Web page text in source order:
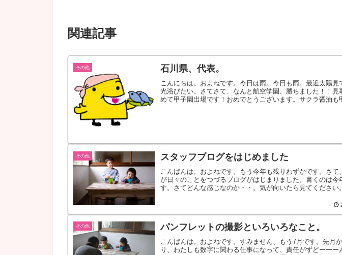
関連記事
その他 石川県、代表。
こんにちは。およねです。今日は雨。今日も雨。最近太陽見
光浴びたい。さてさて、なんと航空学園、勝ちました！！見
めて甲子園出場です！おめでとうございます。サクラ醤油も
その他 スタッフブログをはじめました
こんばんは。およねです。もう今年も残りわずかです。さて
が日々のことをつづるブログがはじまりました。書くのは今
す。さてどんな感じなのか・・。気が向いたら見てください
その他 パンフレットの撮影といろいろなこと。
こんばんは。およねです。すみません、もう7月です。先月
り、わたしも数字に関わる仕事になって、責任がずどーーー